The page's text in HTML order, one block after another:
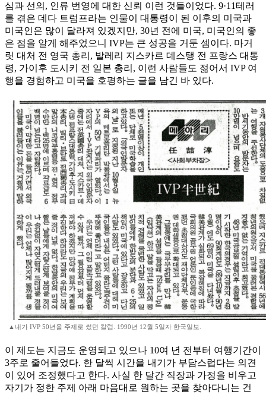
심과 선의, 인류 번영에 대한 신뢰 이런 것들이었다. 9·11테러
를 겪은 데다 트럼프라는 인물이 대통령이 된 이후의 미국과
미국인은 많이 달라져 있겠지만, 30년 전에 미국, 미국인의 좋
은 점을 알게 해주었으니 IVP는 큰 성공을 거둔 셈이다. 마거
릿 대처 전 영국 총리, 발레리 지스카르 데스탱 전 프랑스 대통
령, 가이후 도시키 전 일본 총리, 이런 사람들도 젊어서 IVP 여
행을 경험하고 미국을 호평하는 글을 남긴 바 있다.
▲내가 IVP 50년을 주제로 썼던 칼럼. 1990년 12월 5일자 한국일보.
이 제도는 지금도 운영되고 있으나 10여 년 전부터 여행기간이
3주로 줄어들었다. 한 달씩 시간을 내기가 부담스럽다는 의견
이 있어 조정했다고 한다. 사실 한 달간 직장과 가정을 비우고
자기가 정한 주제 아래 마음대로 원하는 곳을 찾아다니는 건